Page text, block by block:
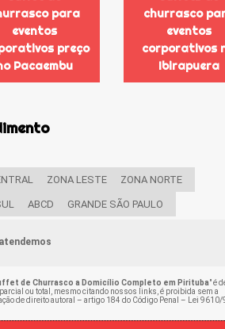
para
eventos
preço
Pacaembu
churrasco
eventos
corporativos
Ibirapuera
ZONA LESTE ZONA NORTE
ABCD GRANDE SÃO PAULO
de Churrasco a Domicílio Completo em Pirituba" é
ou total, mesmo citando nossos links, é proibida sem a
de direito autoral – artigo 184 do Código Penal –
Lei 9610/